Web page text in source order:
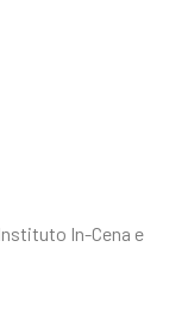
In-Cena e